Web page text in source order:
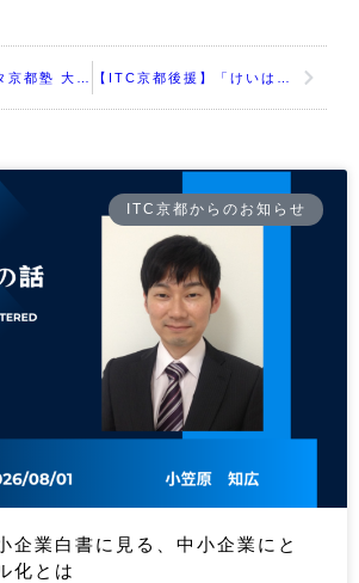
ITC京都からのお知らせ
企業白書に見る、中小企業にと
化とは